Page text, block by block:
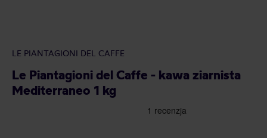
LE PIANTAGIONI DEL CAFFE
Le Piantagioni del Caffe - kawa ziarnista
Mediterraneo 1 kg